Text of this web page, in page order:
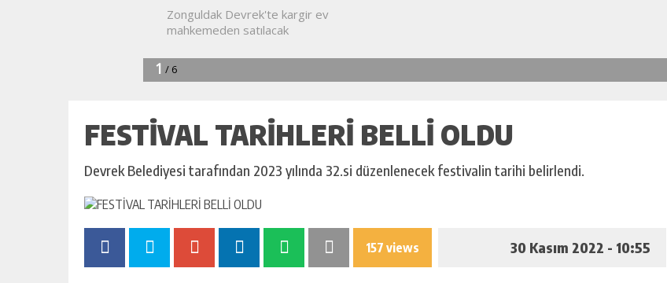
DEVREK ÇATAKLI’YA TEŞEKKÜR ETTİ
FESTİVAL TARİHLERİ BELLİ OLDU
Devrek Belediyesi tarafından 2023 yılında 32.si düzenlenecek festivalin tarihi belirlendi.
157 views 30 Kasım 2022 - 10:55